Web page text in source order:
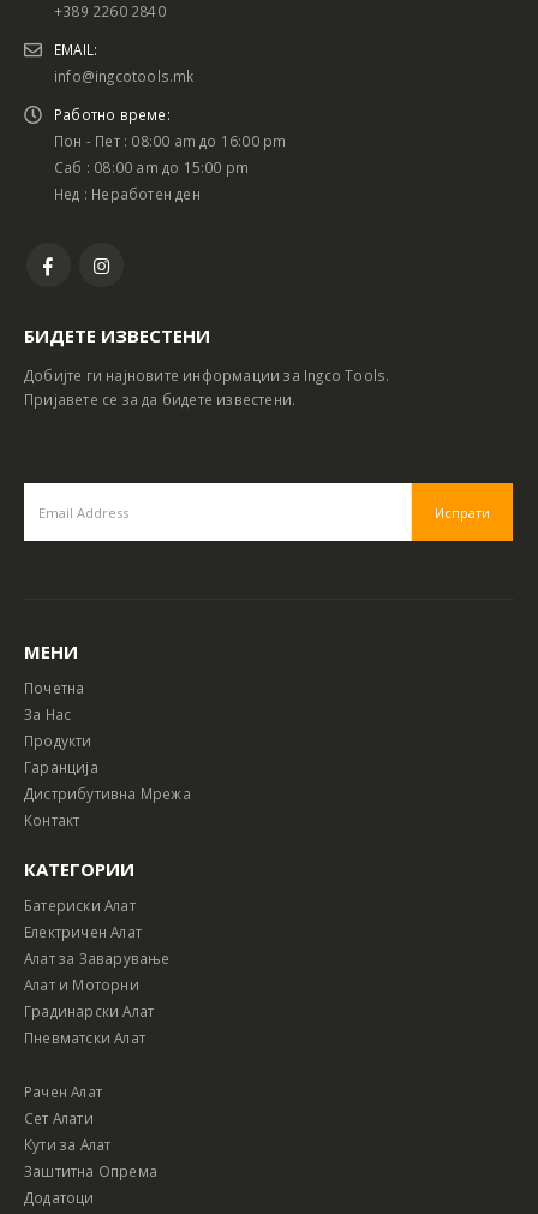
+389 2260 2840
EMAIL:
info@ingcotools.mk
Работно време:
Пон - Пет : 08:00 am до 16:00 pm
Саб : 08:00 am до 15:00 pm
Нед : Неработен ден
БИДЕТЕ ИЗВЕСТЕНИ
Добијте ги најновите информации за Ingco Tools.
Пријавете се за да бидете известени.
МЕНИ
Почетна
За Нас
Продукти
Гаранција
Дистрибутивна Мрежа
Контакт
КАТЕГОРИИ
Батериски Алат
Електричен Алат
Алат за Заварување
Алат и Моторни
Градинарски Алат
Пневматски Алат
Рачен Алат
Сет Алати
Кути за Алат
Заштитна Опрема
Додатоци